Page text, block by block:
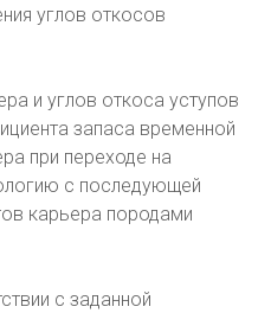
углов откосов
и углов откоса уступов
запаса временной
при переходе на
с последующей
карьера породами
с заданной